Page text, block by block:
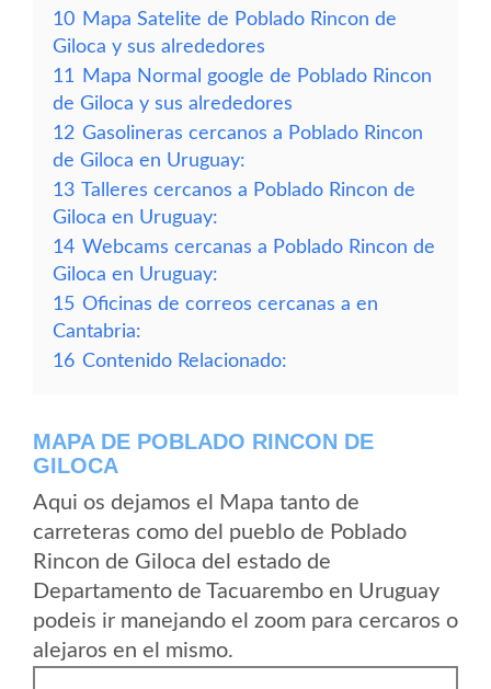
10 Mapa Satelite de Poblado Rincon de
Giloca y sus alrededores
11
Mapa Normal google de Poblado Rincon
de Giloca y sus alrededores
12 Gasolineras cercanos a Poblado Rincon
de Giloca en Uruguay:
13 Talleres cercanos a Poblado Rincon de
Giloca en Uruguay:
14 Webcams cercanas a Poblado Rincon de
Giloca en Uruguay:
15 Oficinas de correos cercanas a en
Cantabria:
16 Contenido Relacionado:
MAPA DE POBLADO RINCON DE
GILOCA
Aqui os dejamos el Mapa tanto de
carreteras como del pueblo de Poblado
Rincon de Giloca del estado de
Departamento de Tacuarembo en Uruguay
podeis ir manejando el zoom para cercaros o
alejaros en el mismo.